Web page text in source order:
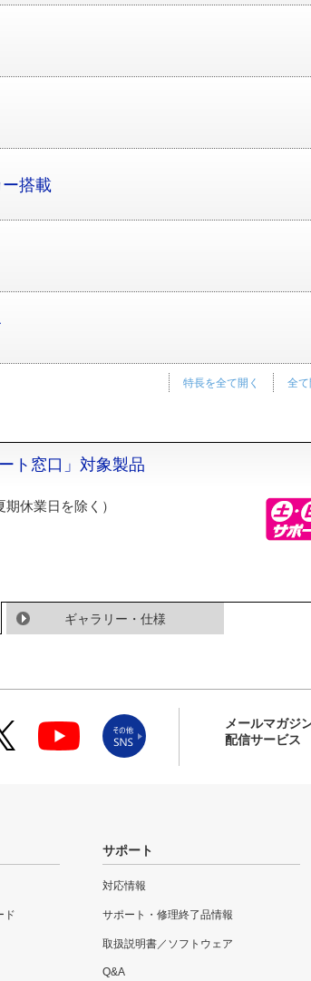
搭載
全て
特長を全て開く
ト窓口」対象製品
休業日を除く）
ギャラリー・仕様
メールマガジ
配信サービス
ド
サポート
対応情報
サポート・修理終了品情報
取扱説明書／ソフトウェア
Q&A